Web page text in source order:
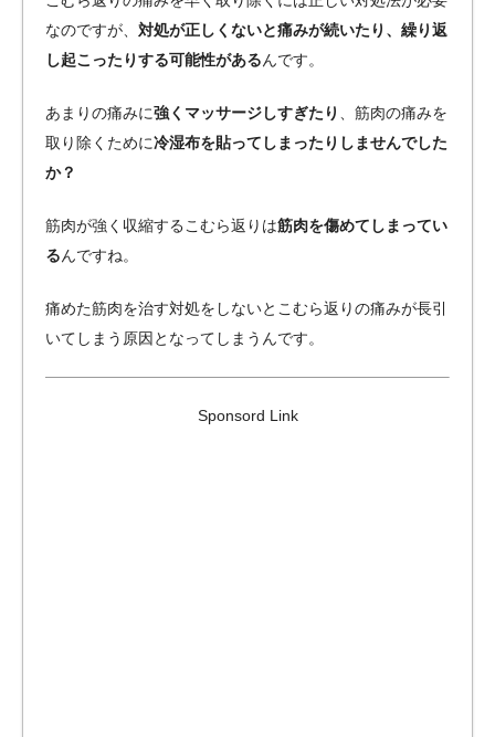
なのですが、 対処が正しくないと痛みが続いたり、繰り返
し起こったりする可能性があるんです。
あまりの痛みに強くマッサージしすぎたり
、筋肉の痛みを
取り除くために冷湿布を貼ってしまったりしませんでした
か？
筋肉が強く収縮するこむら返りは筋肉を傷めてしまってい
るんですね。
痛めた筋肉を治す対処をしないとこむら返りの痛みが長引
いてしまう原因となってしまうんです。
Sponsord Link